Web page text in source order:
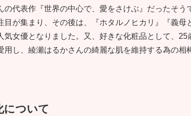
の代表作『世界の中心で、愛をさけぶ』だったそう
目が集まり、その後は、『ホタルノヒカリ』『義
気女優となりました。又、好きな化粧品として、
用し、綾瀬はるかさんの綺麗な肌を維持する為の相
について